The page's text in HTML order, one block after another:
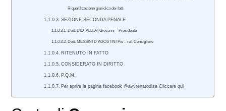
Riqualificazione giuridica dei fatti
SEZIONE SECONDA PENALE
Dott. DIOTALLEVI Giovanni – Presidente
Dott. MESSINI D’AGOSTINI Pie – rel. Consigliere
RITENUTO IN FATTO
CONSIDERATO IN DIRITTO
P.Q.M.
Per aprire la pagina facebook @avvrenatodisa Cliccare qui